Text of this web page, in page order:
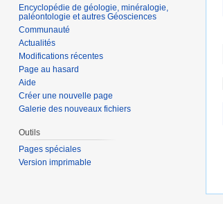
Encyclopédie de géologie, minéralogie,
paléontologie et autres Géosciences
Communauté
Actualités
Modifications récentes
Page au hasard
Aide
Créer une nouvelle page
Galerie des nouveaux fichiers
Outils
Pages spéciales
Version imprimable